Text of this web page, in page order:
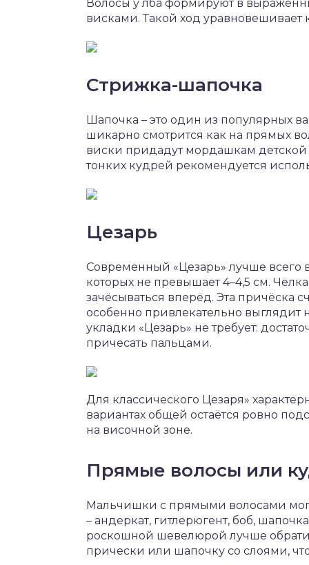
Волосы у лба формируют в
висками. Такой ход
Стрижка-шапочка
Шапочка – это один из популярных
шикарно смотрится как на прямых
виски придадут мордашкам детской
тонких кудрей рекомендуется
Цезарь
Современный «Цезарь» лучше всего
которых не превышает 4–4,5 см.
зачёсываться вперёд. Эта причёска
особенно привлекательно
укладки «Цезарь» не требует:
причесать пальцами.
Для классического Цезаря»
вариантах общей остаётся ровно
на височной зоне.
Прямые волосы или
Мальчишки с прямыми волосами
– андеркат, гитлерюгент, боб,
роскошной шевелюрой лучше
прически или шапочку со слоями,